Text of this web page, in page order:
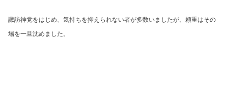
諏訪神党をはじめ、気持ちを抑えられない者が多数いましたが、頼重はその
場を一旦沈めました。